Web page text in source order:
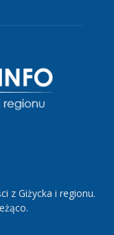
z Giżycka i regionu.